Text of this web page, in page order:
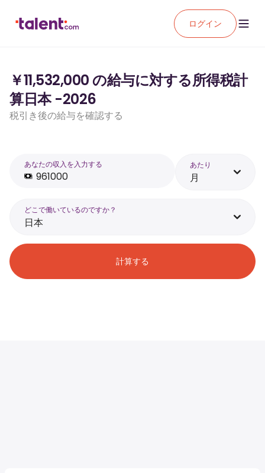
ログイン
￥11,532,000 の給与に対する所得税計
算日本 -2026
税引き後の給与を確認する
あなたの収入を入力する あたり
月
どこで働いているのですか？
日本
計算する